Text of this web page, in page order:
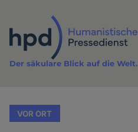
Inhalt
Der säkulare Blick auf die Welt.
VOR ORT